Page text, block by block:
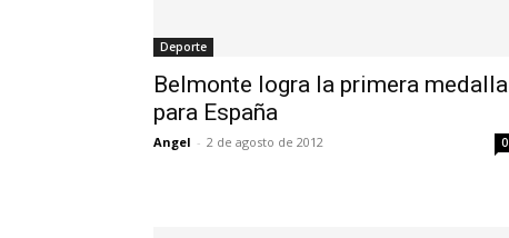
Deporte
Belmonte logra la primera medalla
para España
Angel - 2 de agosto de 2012 0